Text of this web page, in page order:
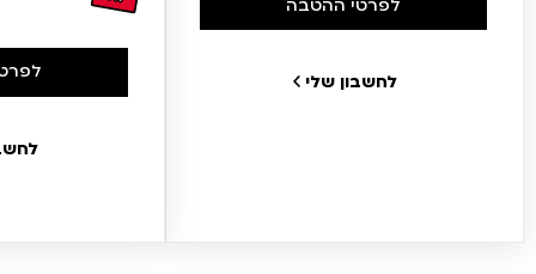
לפרטי ההטבה
לחשבון שלי